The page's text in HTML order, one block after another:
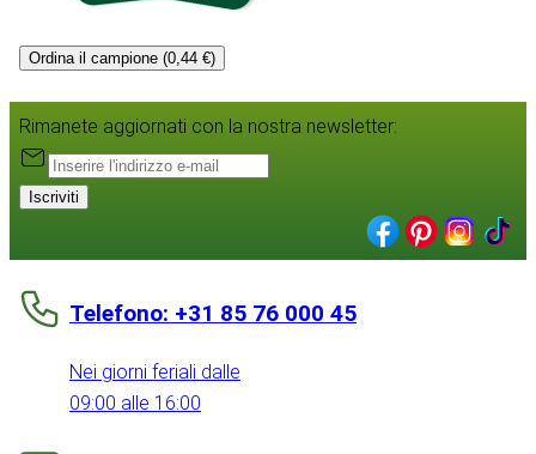
Ordina il campione (0,44 €)
Rimanete aggiornati con la nostra newsletter:
Iscriviti
Telefono: +31 85 76 000 45
Nei giorni feriali dalle
09:00 alle 16:00